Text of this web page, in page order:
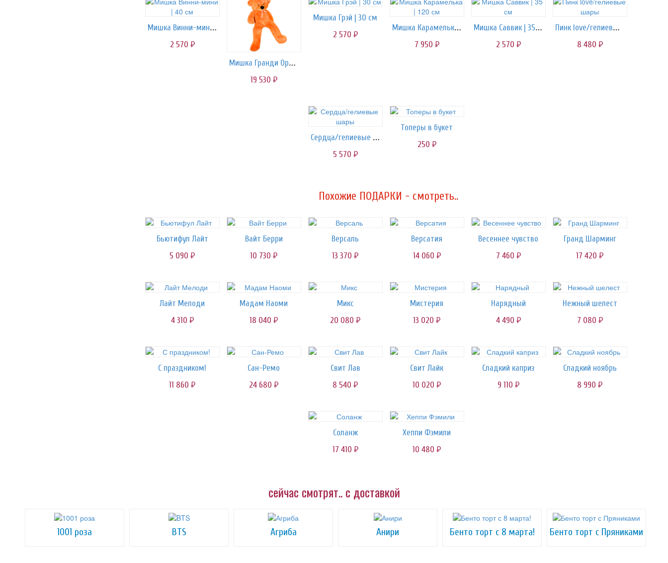
Мишка Винни-мини | 40 см
2 570 руб.
Мишка Гранди Оранж | 200 см
19 530 руб.
Мишка Грэй | 30 см
2 570 руб.
Мишка Карамелька | 120 см
7 950 руб.
Мишка Саввик | 35 см
2 570 руб.
Пинк love/гелиевые шары
8 480 руб.
Сердца/гелиевые шары
5 570 руб.
Топеры в букет
250 руб.
Похожие ПОДАРКИ - смотреть..
Бьютифул Лайт
5 090 руб.
Вайт Берри
10 730 руб.
Версаль
13 370 руб.
Версатия
14 060 руб.
Весеннее чувство
7 460 руб.
Гранд Шарминг
17 420 руб.
Лайт Мелоди
4 310 руб.
Мадам Наоми
18 040 руб.
Микс
20 080 руб.
Мистерия
13 020 руб.
Нарядный
4 490 руб.
Нежный шелест
7 080 руб.
С праздником!
11 860 руб.
Сан-Ремо
24 680 руб.
Свит Лав
8 540 руб.
Свит Лайк
10 020 руб.
Сладкий каприз
9 110 руб.
Сладкий ноябрь
8 990 руб.
Соланж
17 410 руб.
Хеппи Фэмили
10 480 руб.
сейчас смотрят.. с доставкой
1001 роза BTS Агриба Анири Бенто торт с 8 марта! Бенто торт с Пряниками